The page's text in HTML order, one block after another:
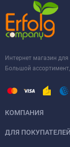
Интернет магазин
Большой
КОМПАНИЯ
ДЛЯ ПОКУПАТЕЛЕЙ